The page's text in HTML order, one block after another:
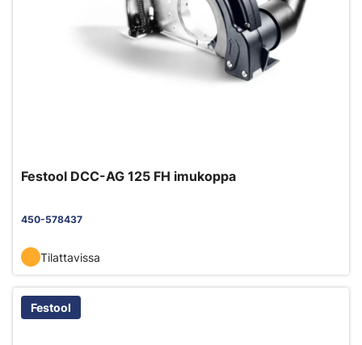
Festool DCC-AG 125 FH imukoppa
450-578437
Tilattavissa
Festool